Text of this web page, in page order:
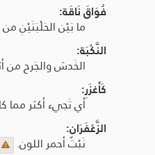
فُوَاقَ نَاقَة:
ما بَيْن الحَلْبَتَيْنِ
النَّكْبَة:
الخَدش والجَرح من
كَأَغزَرِ:
أي تَجيء أكثر مما
الزَّعْفَرَان:
نَبْتٌ أحمر اللون.